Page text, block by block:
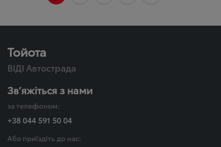
Тойота
ВІДІ Автострада
Зв’яжіться з нами
за телефоном:
+38 044 591 50 04
Або приїздіть до нас: